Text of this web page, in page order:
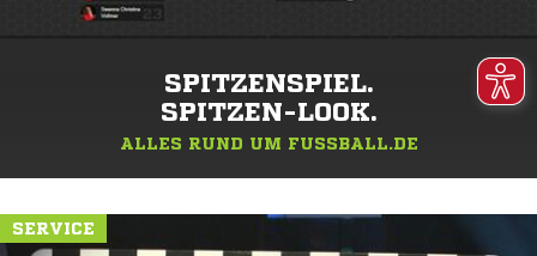
SPITZENSPIEL.
SPITZEN-LOOK.
ALLES RUND UM FUSSBALL.DE
SERVICE